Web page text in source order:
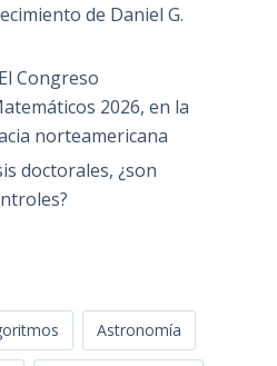
de Daniel G.
El Congreso
2026, en la
norteamericana
doctorales, ¿son
Astronomía